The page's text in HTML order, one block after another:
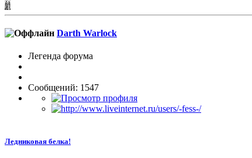
Darth Warlock
Легенда форума
Сообщений: 1547
Ледниковая белка!